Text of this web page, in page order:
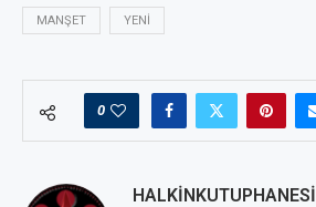
MANŞET YENI
0
HALKINKUTUPHANESI